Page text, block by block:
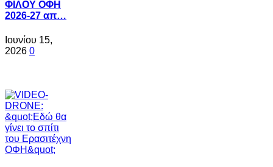
ΦΙΛΟΥ ΟΦΗ
2026-27 απ…
Ιουνίου 15,
2026 0